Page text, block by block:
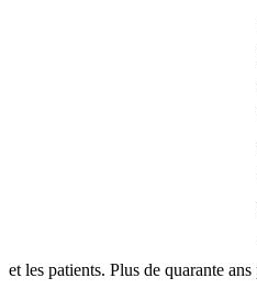
et les patients. Plus de quarante